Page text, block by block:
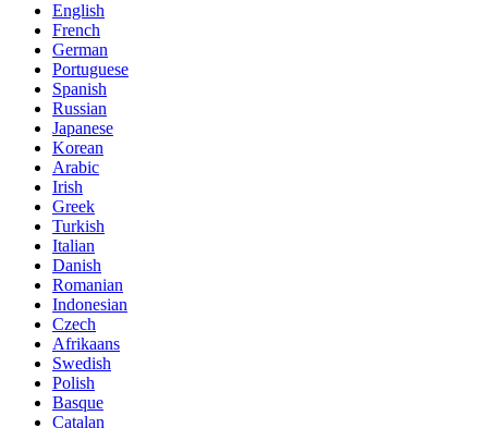
English
French
German
Portuguese
Spanish
Russian
Japanese
Korean
Arabic
Irish
Greek
Turkish
Italian
Danish
Romanian
Indonesian
Czech
Afrikaans
Swedish
Polish
Basque
Catalan